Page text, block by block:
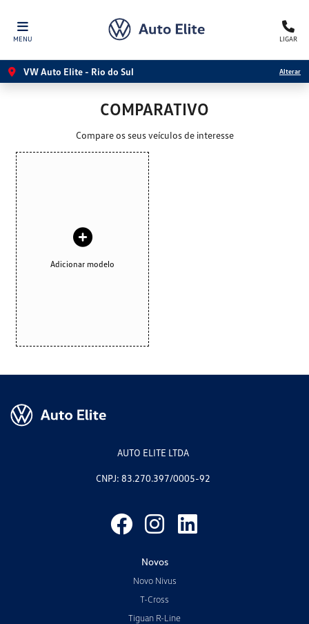
MENU LIGAR
VW Auto Elite - Rio do Sul Alterar
COMPARATIVO
Compare os seus veículos de interesse
Adicionar modelo
AUTO ELITE LTDA
CNPJ: 83.270.397/0005-92
Novos
Novo Nivus
T-Cross
Tiguan R-Line